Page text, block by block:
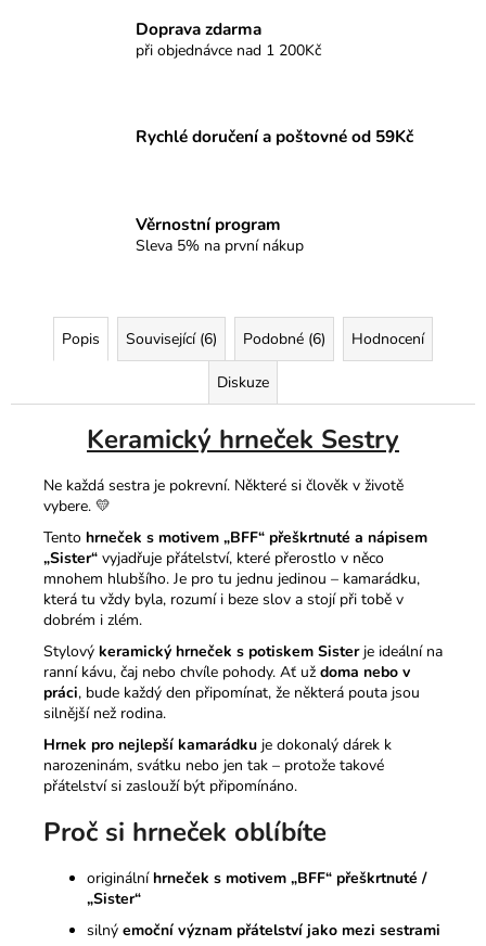
Doprava zdarma
při objednávce nad 1 200Kč
Rychlé doručení a poštovné od 59Kč
Věrnostní program
Sleva 5% na první nákup
Popis Související (6) Podobné (6) Hodnocení
Diskuze
Keramický hrneček Sestry
Ne každá sestra je pokrevní. Některé si člověk v životě
vybere. 💛
Tento hrneček s motivem „BFF“ přeškrtnuté a nápisem
„Sister“ vyjadřuje přátelství, které přerostlo v něco
mnohem hlubšího. Je pro tu jednu jedinou – kamarádku,
která tu vždy byla, rozumí i beze slov a stojí při tobě v
dobrém i zlém.
Stylový keramický hrneček s potiskem Sisterje ideální na
ranní kávu, čaj nebo chvíle pohody. Ať už doma nebo v
práci, bude každý den připomínat, že některá pouta jsou
silnější než rodina.
Hrnek pro nejlepší kamarádku je dokonalý dárek k
narozeninám, svátku nebo jen tak – protože takové
přátelství si zaslouží být připomínáno.
Proč si hrneček oblíbíte
originálníhrneček s motivem „BFF“ přeškrtnuté /
„Sister“
silný emoční význam přátelství jako mezi sestrami